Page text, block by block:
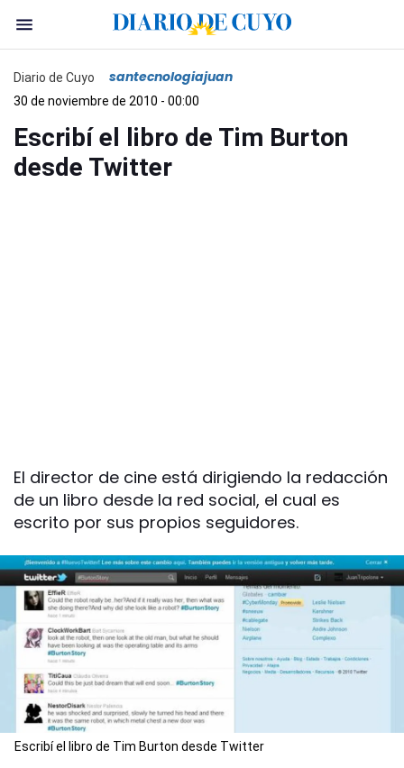
Diario de Cuyo santecnologiajuan
30 de noviembre de 2010 - 00:00
Escribí el libro de Tim Burton
desde Twitter
El director de cine está dirigiendo la redacción
de un libro desde la red social, el cual es
escrito por sus propios seguidores.
Escribí el libro de Tim Burton desde Twitter